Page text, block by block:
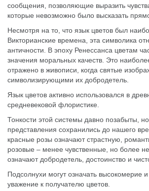
сообщения, позволяющие выразить
которые невозможно было высказать
Несмотря на то, что язык цветов был
Викторианские времена, эта символика
античности. В эпоху Ренессанса цветам
значения моральных качеств. Это
отражено в живописи, когда святые
символизирующими их добродетель.
Язык цветов активно использовался в
средневековой флористике.
Тонкости этой системы давно позабыты,
представления сохранились до нашего
красные розы означают страстную,
розовые – менее чувственные, но более
означают добродетель, достоинство и
Подсолнухи могут означать высокомерие
уважение к получателю цветов.